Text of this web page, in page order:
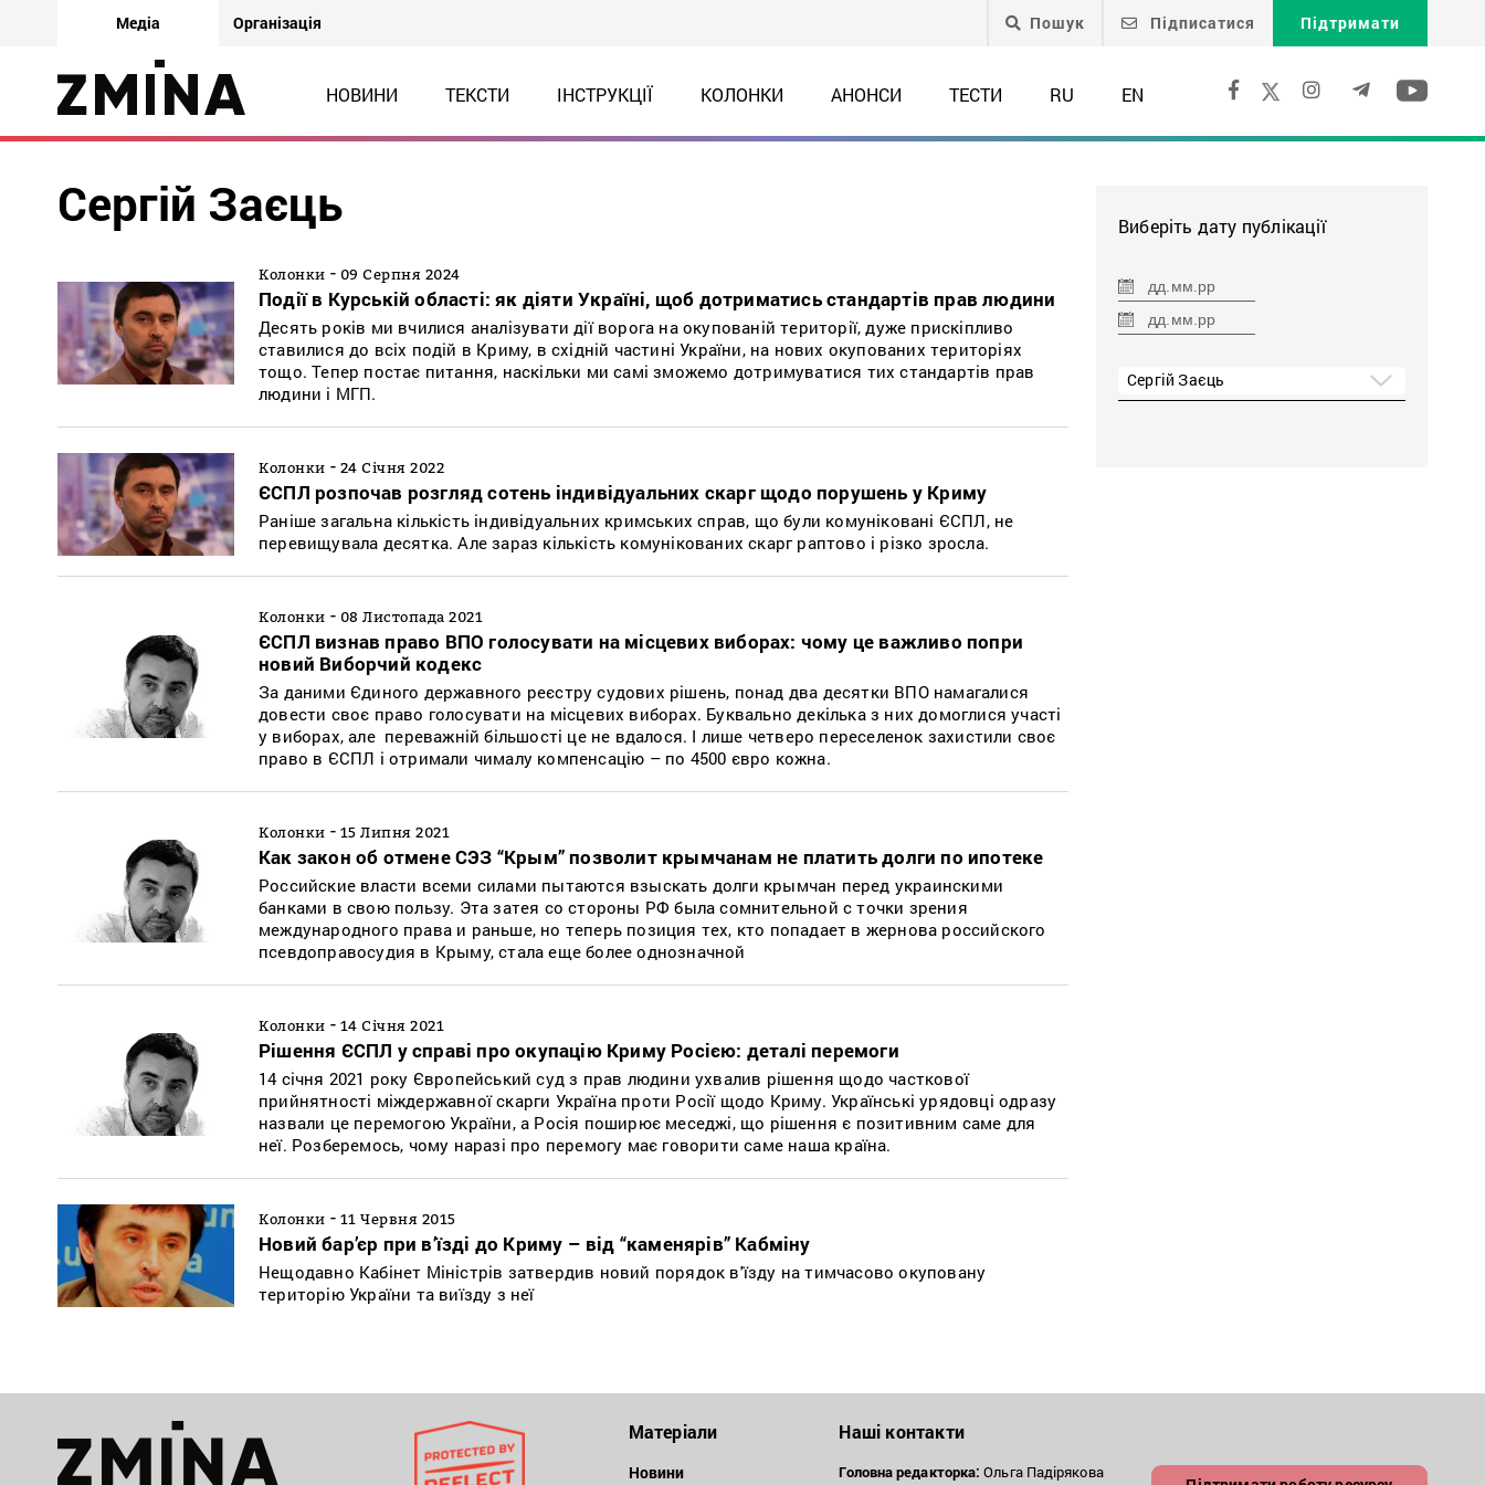
Медіа Організація Пошук Підписатися Підтримати
НОВИНИ ТЕКСТИ ІНСТРУКЦІЇ КОЛОНКИ АНОНСИ ТЕСТИ RU EN
Сергій Заєць
Колонки - 09 Серпня 2024
Події в Курській області: як діяти Україні, щоб дотриматись стандартів прав людини
Десять років ми вчилися аналізувати дії ворога на окупованій території, дуже прискіпливо
ставилися до всіх подій в Криму, в східній частині України, на нових окупованих територіях
тощо. Тепер постає питання, наскільки ми самі зможемо дотримуватися тих стандартів прав
людини і МГП.
Колонки - 24 Січня 2022
ЄСПЛ розпочав розгляд сотень індивідуальних скарг щодо порушень у Криму
Раніше загальна кількість індивідуальних кримських справ, що були комуніковані ЄСПЛ, не
перевищувала десятка. Але зараз кількість комунікованих скарг раптово і різко зросла.
Колонки - 08 Листопада 2021
ЄСПЛ визнав право ВПО голосувати на місцевих виборах: чому це важливо попри
новий Виборчий кодекс
За даними Єдиного державного реєстру судових рішень, понад два десятки ВПО намагалися
довести своє право голосувати на місцевих виборах. Буквально декілька з них домоглися участі
у виборах, але переважній більшості це не вдалося. І лише четверо переселенок захистили своє
право в ЄСПЛ і отримали чималу компенсацію – по 4500 євро кожна.
Колонки - 15 Липня 2021
Как закон об отмене СЭЗ “Крым” позволит крымчанам не платить долги по ипотеке
Российские власти всеми силами пытаются взыскать долги крымчан перед украинскими
банками в свою пользу. Эта затея со стороны РФ была сомнительной с точки зрения
международного права и раньше, но теперь позиция тех, кто попадает в жернова российского
псевдоправосудия в Крыму, стала еще более однозначной
Колонки - 14 Січня 2021
Рішення ЄСПЛ у справі про окупацію Криму Росією: деталі перемоги
14 січня 2021 року Європейський суд з прав людини ухвалив рішення щодо часткової
прийнятності міждержавної скарги Україна проти Росії щодо Криму. Українські урядовці одразу
назвали це перемогою України, а Росія поширює меседжі, що рішення є позитивним саме для
неї. Розберемось, чому наразі про перемогу має говорити саме наша країна.
Колонки - 11 Червня 2015
Новий бар’єр при в’їзді до Криму – від “каменярів” Кабміну
Нещодавно Кабінет Міністрів затвердив новий порядок в'їзду на тимчасово окуповану
територію України та виїзду з неї
Виберіть дату публікації
Сергій Заєць
Матеріали
Новини
Наші контакти
Головна редакторка: Ольга Падірякова